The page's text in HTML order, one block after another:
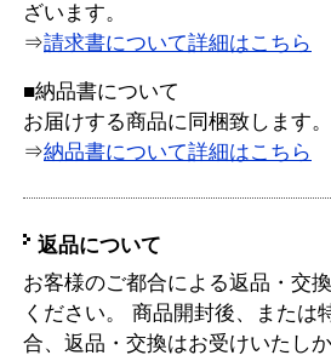
ざいます。
⇒請求書について詳細はこちら
■納品書について
お届けする商品に同梱致します。
⇒納品書について詳細はこちら
返品について
お客様のご都合による返品・交
ください。 商品開封後、または
合、返品・交換はお受けいたし